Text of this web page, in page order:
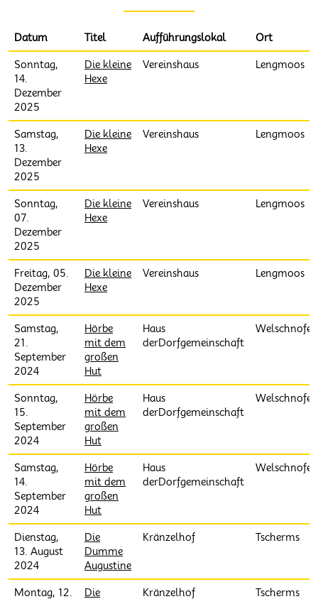
Datum Titel Aufführungslokal Ort
Sonntag,
14.
Dezember
2025
Die kleine
Hexe
Vereinshaus Lengmoos
Samstag,
13.
Dezember
2025
Die kleine
Hexe
Vereinshaus Lengmoos
Sonntag,
07.
Dezember
2025
Die kleine
Hexe
Vereinshaus Lengmoos
Freitag, 05.
Dezember
2025
Die kleine
Hexe
Vereinshaus Lengmoos
Samstag,
21.
September
2024
Hörbe
mit dem
großen
Hut
Haus
derDorfgemeinschaft
Welschnofen
Sonntag,
15.
September
2024
Hörbe
mit dem
großen
Hut
Haus
derDorfgemeinschaft
Welschnofen
Samstag,
14.
September
2024
Hörbe
mit dem
großen
Hut
Haus
derDorfgemeinschaft
Welschnofen
Dienstag,
13. August
2024
Die
Dumme
Augustine
Kränzelhof Tscherms
Montag, 12.
Die
Kränzelhof Tscherms